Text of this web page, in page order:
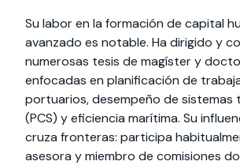
Su labor en la formación de capital
avanzado es notable. Ha dirigido y
numerosas tesis de magíster y
enfocadas en planificación de
portuarios, desempeño de sistemas
(PCS) y eficiencia marítima. Su
cruza fronteras: participa
asesora y miembro de comisiones